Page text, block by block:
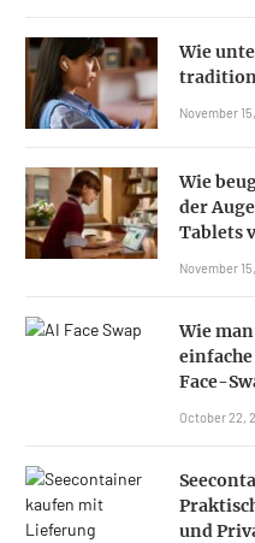
Wie
November
Wie
der
Tablets
November
Wie
Face-
October 22,
und